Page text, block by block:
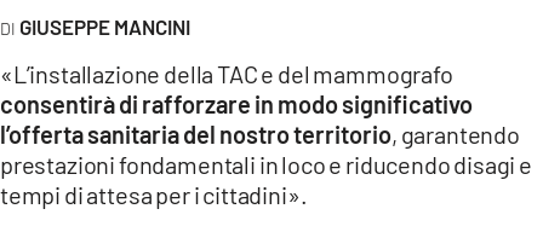
Network
LACPLAY.IT
LACTV.IT
LACONAIR.IT
GIUSEPPE MANCINI
«L’installazione della TAC e del mammografo
consentirà di rafforzare in modo significativo
l’offerta sanitaria del nostro territorio, garantendo
prestazioni fondamentali in loco e riducendo disagi e
tempi di attesa per i cittadini».